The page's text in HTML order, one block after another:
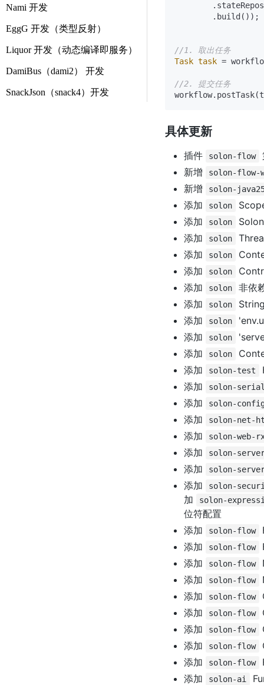
Nami 开发
EggG 开发（类型反射）
Liquor 开发（动态编译即服务）
DamiBus（dami2） 开发
SnackJson（snack4）开发
        .build());
//1. 取出任务
Task task =
//2. 提交任务
具体更新
插件 solon-flow
新增
solon-flow-
新增 solon-
添加 solon
添加
solon
添加
solon
添加
solon
添加
solon
添加
solon
非依
添加
solon
添加
solon
添加
solon
添加
solon
添加
solon-test
添加
solon-
添加 solon-
添加 solon-net-
添加 solon-web-
添加 solon-
添加 solon-
添加 solon-
加 solon-
位符配置
添加
solon-flow
添加
solon-flow
添加
solon-flow
添加
solon-flow
添加
solon-flow
添加
solon-flow
添加
solon-flow
添加
solon-flow
添加
solon-flow
添加
solon-ai